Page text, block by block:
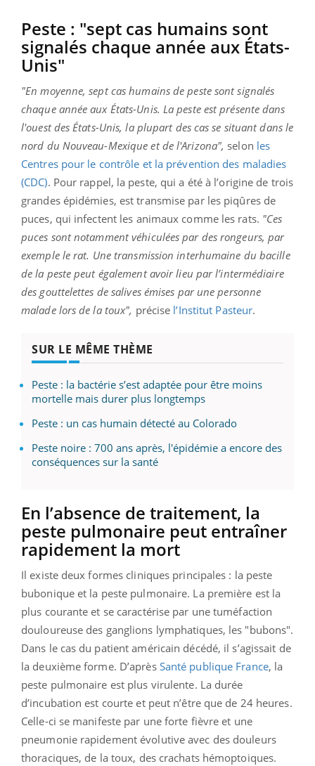
Peste : "sept cas humains sont
signalés chaque année aux États-
Unis"
"En moyenne, sept cas humains de peste sont signalés
chaque année aux États-Unis. La peste est présente dans
l'ouest des États-Unis, la plupart des cas se situant dans le
nord du Nouveau-Mexique et de l'Arizona", selon les
Centres pour le contrôle et la prévention des maladies
(CDC). Pour rappel, la peste, qui a été à l’origine de trois
grandes épidémies, est transmise par les piqûres de
puces, qui infectent les animaux comme les rats. "Ces
puces sont notamment véhiculées par des rongeurs, par
exemple le rat. Une transmission interhumaine du bacille
de la peste peut également avoir lieu par l’intermédiaire
des gouttelettes de salives émises par une personne
malade lors de la toux", précise l’Institut Pasteur.
SUR LE MÊME THÈME
Peste : la bactérie s’est adaptée pour être moins
mortelle mais durer plus longtemps
Peste : un cas humain détecté au Colorado
Peste noire : 700 ans après, l'épidémie a encore des
conséquences sur la santé
En l’absence de traitement, la
peste pulmonaire peut entraîner
rapidement la mort
Il existe deux formes cliniques principales : la peste
bubonique et la peste pulmonaire. La première est la
plus courante et se caractérise par une tuméfaction
douloureuse des ganglions lymphatiques, les "bubons".
Dans le cas du patient américain décédé, il s’agissait de
la deuxième forme. D’après Santé publique France, la
peste pulmonaire est plus virulente. La durée
d’incubation est courte et peut n’être que de 24 heures.
Celle-ci se manifeste par une forte fièvre et une
pneumonie rapidement évolutive avec des douleurs
thoraciques, de la toux, des crachats hémoptoiques.